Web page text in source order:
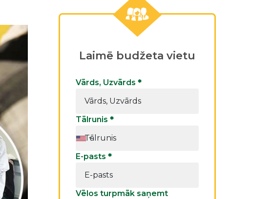
Laimē budžeta vietu
Vārds, Uzvārds *
Tālrunis *
E-pasts *
Vēlos turpmāk saņemt